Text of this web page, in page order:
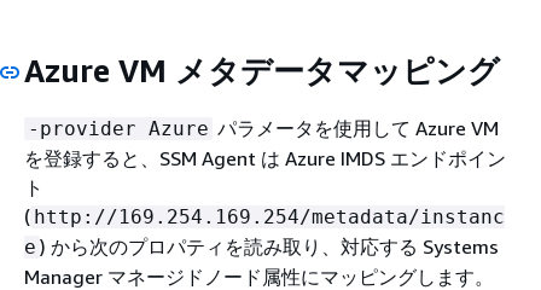
Azure VM メタデータマッピング
-provider Azure パラメータを使用して Azure VM
を登録すると、SSM Agent は Azure IMDS エンドポイン
ト
( http://169.254.169.254/metadata/instanc
e ) から次のプロパティを読み取り、対応する Systems
Manager マネージドノード属性にマッピングします。